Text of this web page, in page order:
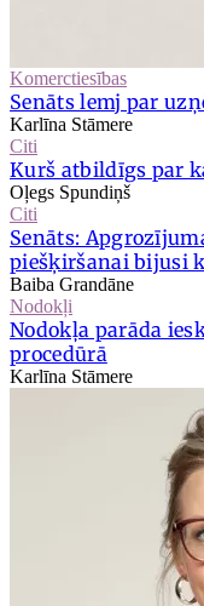
Komerctiesības
Senāts lemj par
Karlīna Stāmere
Citi
Kurš atbildīgs par
Oļegs Spundiņš
Citi
Senāts:
piešķiršanai bijusi
Baiba Grandāne
Nodokļi
Nodokļa parāda
procedūrā
Karlīna Stāmere